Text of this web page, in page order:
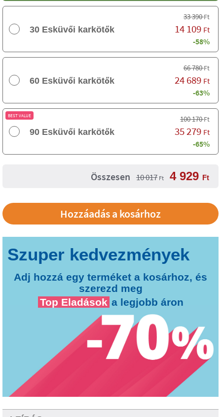
30 Esküvői karkötők
33 390Ft
14 109 Ft
-58%
60 Esküvői karkötők
66 780Ft
24 689 Ft
-63%
BEST VALUE
90 Esküvői karkötők
100 170Ft
35 279 Ft
-65%
Összesen 10 017 Ft 4 929 Ft
Adj hozzá egy terméket a kosárhoz, és
szerezd meg
Top Eladások a legjobb áron